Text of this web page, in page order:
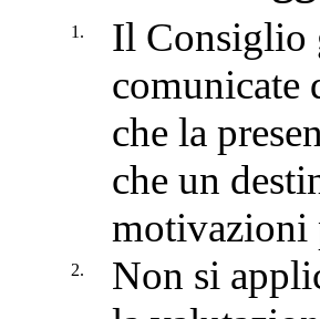
1.
Il Consiglio
comunicate
che la
che un
motivazioni
2.
Non si